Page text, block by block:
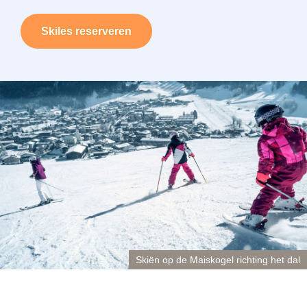
Skiles reserveren
Skiën op de Maiskogel richting het dal